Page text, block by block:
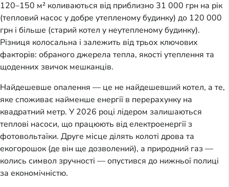
120–150 м² коливаються від приблизно 31 000 грн на рік
(тепловий насос у добре утепленому будинку) до 120 000
грн і більше (старий котел у неутепленому будинку).
Різниця колосальна і залежить від трьох ключових
факторів: обраного джерела тепла, якості утеплення та
щоденних звичок мешканців.
Найдешевше опалення — це не найдешевший котел, а те,
яке споживає найменше енергії в перерахунку на
квадратний метр. У 2026 році лідером залишаються
теплові насоси, що працюють від електроенергії з
фотовольтаїки. Друге місце ділять колоті дрова та
екогорошок (де він ще дозволений), а природний газ —
колись символ зручності — опустився до нижньої полиці
за економічністю.